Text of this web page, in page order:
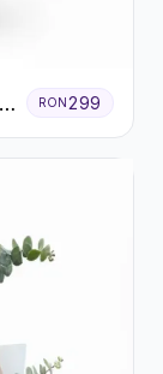
RON 299